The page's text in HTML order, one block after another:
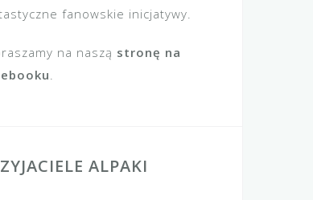
fanowskie inicjatywy.
na naszą stronę na
.
ALPAKI